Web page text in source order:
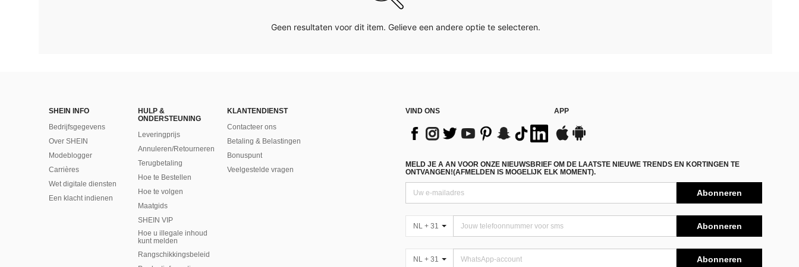
Geen resultaten voor dit item. Gelieve een andere optie te selecteren.
SHEIN INFO
Bedrijfsgegevens
Over SHEIN
Modeblogger
Carrières
Wet digitale diensten
Een klacht indienen
HULP &
ONDERSTEUNING
Leveringprijs
Annuleren/Retourneren
Terugbetaling
Hoe te Bestellen
Hoe te volgen
Maatgids
SHEIN VIP
Hoe u illegale inhoud
kunt melden
Rangschikkingsbeleid
KLANTENDIENST
Contacteer ons
Betaling & Belastingen
Bonuspunt
Veelgestelde vragen
VIND ONS APP
MELD JE A AN VOOR ONZE NIEUWSBRIEF OM DE LAATSTE NIEUWE TRENDS EN KORTINGEN TE
ONTVANGEN!(AFMELDEN IS MOGELIJK ELK MOMENT).
Abonneren
NL + 31 Abonneren
NL + 31 Abonneren